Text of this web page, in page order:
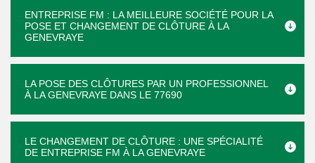
ENTREPRISE FM : LA MEILLEURE SOCIÉTÉ POUR LA
POSE ET CHANGEMENT DE CLÔTURE À LA
GENEVRAYE
LA POSE DES CLÔTURES PAR UN PROFESSIONNEL
À LA GENEVRAYE DANS LE 77690
LE CHANGEMENT DE CLÔTURE : UNE SPÉCIALITÉ
DE ENTREPRISE FM À LA GENEVRAYE